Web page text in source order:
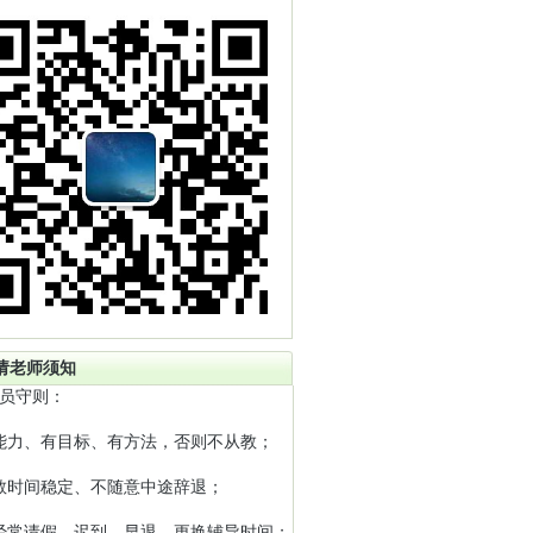
老师须知
守则：
力、有目标、有方法，否则不从教；
时间稳定、不随意中途辞退；